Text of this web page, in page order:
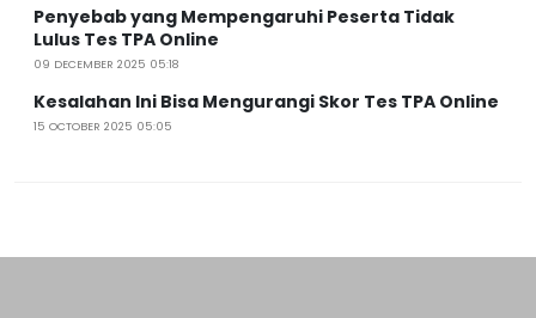
Penyebab yang Mempengaruhi Peserta Tidak
Lulus Tes TPA Online
09 DECEMBER 2025 05:18
Kesalahan Ini Bisa Mengurangi Skor Tes TPA Online
15 OCTOBER 2025 05:05